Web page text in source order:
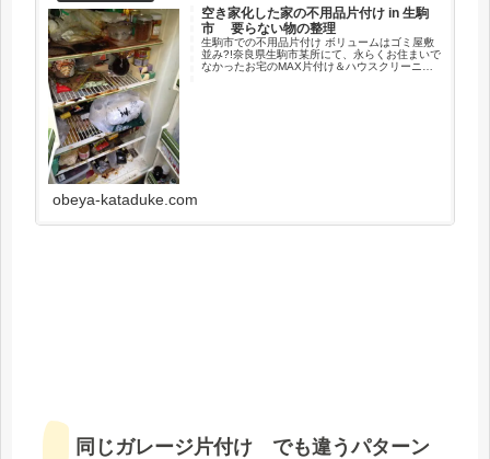
空き家化した家の不用品片付け in 生駒
市 要らない物の整理
生駒市での不用品片付け ボリュームはゴミ屋敷
並み?!奈良県生駒市某所にて、永らくお住まいで
なかったお宅のMAX片付け＆ハウスクリーニン
obeya-kataduke.com
同じガレージ片付け でも違うパターン